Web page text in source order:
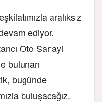
aralıksız
ediyor.
Oto Sanayi
bulunan
bugünde
buluşacağız.